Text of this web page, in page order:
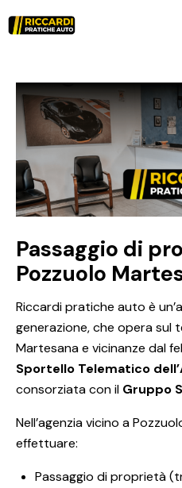
Passaggio di
Pozzuolo
Riccardi pratiche auto è
generazione, che opera sul
Martesana e vicinanze dal
Sportello Telematico
consorziata con il Gruppo
Nell’agenzia vicino a
effettuare:
Passaggio di proprietà